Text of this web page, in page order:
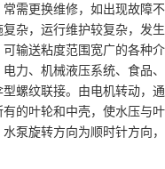
需更换维修，如出现故障
杂，运行维护较复杂，发
输送粘度范围宽广的各种
力、机械液压系统、食品
螺纹联接。由电机转动，
的叶轮和中壳，使水压与
泵旋转方向为顺时针方向